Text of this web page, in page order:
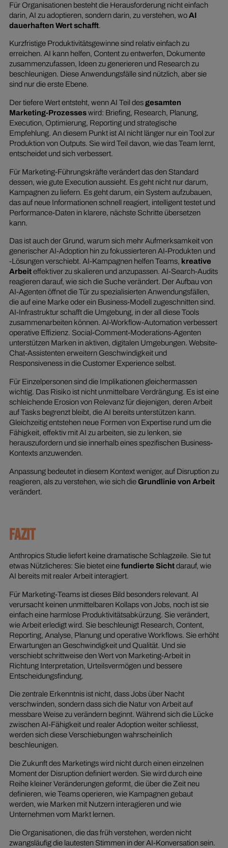
Für Organisationen besteht die Herausforderung nicht einfach
darin, AI zu adoptieren, sondern darin, zu verstehen, woAI
dauerhaften Wert schafft.
Kurzfristige Produktivitätsgewinne sind relativ einfach zu
erreichen. AI kann helfen, Content zu entwerfen, Dokumente
zusammenzufassen, Ideen zu generieren und Research zu
beschleunigen. Diese Anwendungsfälle sind nützlich, aber sie
sind nur die erste Ebene.
Der tiefere Wert entsteht, wenn AI Teil des gesamten
Marketing-Prozesseswird: Briefing, Research, Planung,
Execution, Optimierung, Reporting und strategische
Empfehlung. An diesem Punkt ist AI nicht länger nur ein Tool zur
Produktion von Outputs. Sie wird Teil davon, wie das Team lernt,
entscheidet und sich verbessert.
Für Marketing-Führungskräfte verändert das den Standard
dessen, wie gute Execution aussieht. Es geht nicht nur darum,
Kampagnen zu liefern. Es geht darum, ein System aufzubauen,
das auf neue Informationen schnell reagiert, intelligent testet und
Performance-Daten in klarere, nächste Schritte übersetzen
kann.
Das ist auch der Grund, warum sich mehr Aufmerksamkeit von
generischer AI-Adoption hin zu fokussierteren AI-Produkten und
-Lösungen verschiebt. AI-Kampagnen helfen Teams, kreative
Arbeiteffektiver zu skalieren und anzupassen. AI-Search-Audits
reagieren darauf, wie sich die Suche verändert. Der Aufbau von
AI-Agenten öffnet die Tür zu spezialisierten Anwendungsfällen,
die auf eine Marke oder ein Business-Modell zugeschnitten sind.
AI-Infrastruktur schafft die Umgebung, in der all diese Tools
zusammenarbeiten können. AI-Workflow-Automation verbessert
operative Effizienz. Social-Comment-Moderations-Agenten
unterstützen Marken in aktiven, digitalen Umgebungen. Website-
Chat-Assistenten erweitern Geschwindigkeit und
Responsiveness in die Customer Experience selbst.
Für Einzelpersonen sind die Implikationen gleichermassen
wichtig. Das Risiko ist nicht unmittelbare Verdrängung. Es ist eine
schleichende Erosion von Relevanz für diejenigen, deren Arbeit
auf Tasks begrenzt bleibt, die AI bereits unterstützen kann.
Gleichzeitig entstehen neue Formen von Expertise rund um die
Fähigkeit, effektiv mit AI zu arbeiten, sie zu lenken, sie
herauszufordern und sie innerhalb eines spezifischen Business-
Kontexts anzuwenden.
Anpassung bedeutet in diesem Kontext weniger, auf Disruption zu
reagieren, als zu verstehen, wie sich dieGrundlinie von Arbeit
verändert.
FAZIT
Anthropics Studie liefert keine dramatische Schlagzeile. Sie tut
etwas Nützlicheres: Sie bietet einefundierte Sichtdarauf, wie
AI bereits mit realer Arbeit interagiert.
Für Marketing-Teams ist dieses Bild besonders relevant. AI
verursacht keinen unmittelbaren Kollaps von Jobs, noch ist sie
einfach eine harmlose Produktivitätsabkürzung. Sie verändert,
wie Arbeit erledigt wird. Sie beschleunigt Research, Content,
Reporting, Analyse, Planung und operative Workflows. Sie erhöht
Erwartungen an Geschwindigkeit und Qualität. Und sie
verschiebt schrittweise den Wert von Marketing-Arbeit in
Richtung Interpretation, Urteilsvermögen und bessere
Entscheidungsfindung.
Die zentrale Erkenntnis ist nicht, dass Jobs über Nacht
verschwinden, sondern dass sich die Natur von Arbeit auf
messbare Weise zu verändern beginnt. Während sich die Lücke
zwischen AI-Fähigkeit und realer Adoption weiter schliesst,
werden sich diese Verschiebungen wahrscheinlich
beschleunigen.
Die Zukunft des Marketings wird nicht durch einen einzelnen
Moment der Disruption definiert werden. Sie wird durch eine
Reihe kleiner Veränderungen geformt, die über die Zeit neu
definieren, wie Teams operieren, wie Kampagnen gebaut
werden, wie Marken mit Nutzern interagieren und wie
Unternehmen vom Markt lernen.
Die Organisationen, die das früh verstehen, werden nicht
zwangsläufig die lautesten Stimmen in der AI-Konversation sein.